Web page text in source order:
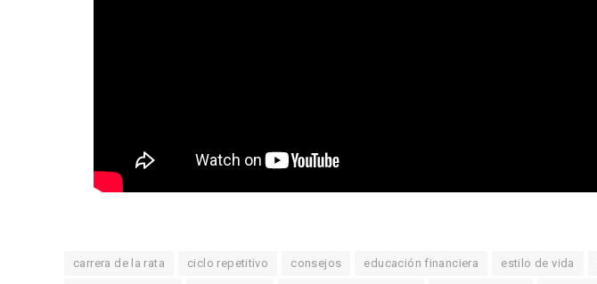
carrera de la rata ciclo repetitivo consejos educación financiera estilo de vida